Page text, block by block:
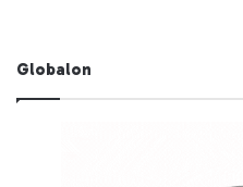
Globalon